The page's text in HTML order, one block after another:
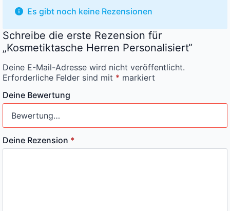
Es gibt noch keine Rezensionen
Schreibe die erste Rezension für
„Kosmetiktasche Herren Personalisiert“
Deine E-Mail-Adresse wird nicht veröffentlicht.
Erforderliche Felder sind mit * markiert
Deine Bewertung
Deine Rezension *